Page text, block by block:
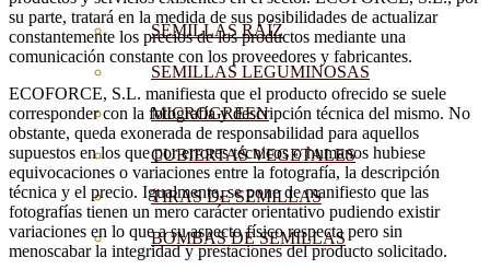
SEMILLAS RAÍZ
SEMILLAS LEGUMINOSAS
MICROGREEN
CUBIERTAS VEGETALES
TIRAS DE SEMILLAS
BOMBAS DE SEMILLAS
su parte, tratará en la medida de sus posibilidades de actualizar
constantemente los precios de los productos mediante una
comunicación constante con los proveedores y fabricantes.
ECOFORCE, S.L. manifiesta que el producto ofrecido se suele
corresponder con la fotografía y descripción técnica del mismo. No
obstante, queda exonerada de responsabilidad para aquellos
supuestos en los que por errores técnicos o humanos hubiese
equivocaciones o variaciones entre la fotografía, la descripción
técnica y el precio. Igualmente, se pone de manifiesto que las
fotografías tienen un mero carácter orientativo pudiendo existir
variaciones en lo que a su aspecto físico respecta pero sin
menoscabar la integridad y prestaciones del producto solicitado.